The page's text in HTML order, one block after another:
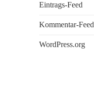
Eintrags-Feed
Kommentar-Feed
WordPress.org